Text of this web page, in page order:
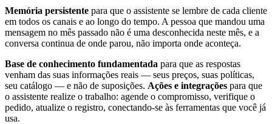
Memória persistente para que o assistente se lembre de cada cliente
em todos os canais e ao longo do tempo. A pessoa que mandou uma
mensagem no mês passado não é uma desconhecida neste mês, e a
conversa continua de onde parou, não importa onde aconteça.
Base de conhecimento fundamentada para que as respostas
venham das suas informações reais — seus preços, suas políticas,
seu catálogo — e não de suposições. Ações e integrações para que
o assistente realize o trabalho: agende o compromisso, verifique o
pedido, atualize o registro, conectando-se às ferramentas que você já
usa.